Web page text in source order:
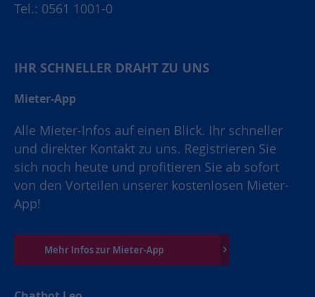
Tel.: 0561 1001-0
IHR SCHNELLER DRAHT ZU UNS
Mieter-App
Alle Mieter-Infos auf einen Blick. Ihr schneller
und direkter Kontakt zu uns. Registrieren Sie
sich noch heute und profitieren Sie ab sofort
von den Vorteilen unserer kostenlosen Mieter-
App!
Mehr Infos zur Mieter-App